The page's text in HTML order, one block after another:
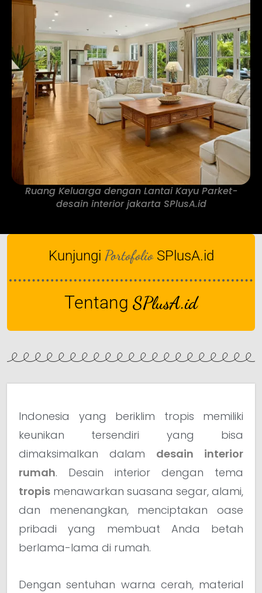
Ruang Keluarga dengan Lantai Kayu Parket-
desain interior jakarta SPlusA.id
Kunjungi Portofolio SPlusA.id
Tentang SPlusA.id
Indonesia yang beriklim tropis memiliki
keunikan tersendiri yang bisa
dimaksimalkan dalam desain interior
rumah. Desain interior dengan tema
tropis menawarkan suasana segar, alami,
dan menenangkan, menciptakan oase
pribadi yang membuat Anda betah
berlama-lama di rumah.
Dengan sentuhan warna cerah, material